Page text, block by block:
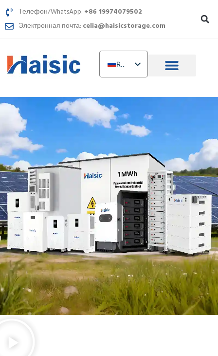
Перейти
содержимому
Телефон/WhatsApp: +86 19974079502
Электронная почта: celia@haisicstorage.com
RU
EN
DE
TR
IT
AR
PL
NL
UR
PT
ZH